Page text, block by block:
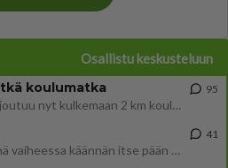
Osallistu keskusteluun
koulumatka
Hesarissa päivitellään lapset joutuu nyt kulkemaan 2 km kouluun jösses. Ruostefillarilla tuo matka menee vaikka miten äk
95
Mutta mies vain tuijottaa, siinä vaiheessa käännän itse pään pois. Mikä juttu? Yleensä jos joku tuijottaa tai katsoo, hä
41